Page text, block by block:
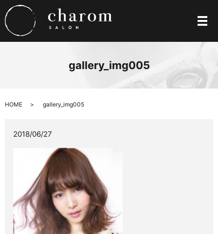
メ
gallery_img005
HOME gallery_img005
2018/06/27